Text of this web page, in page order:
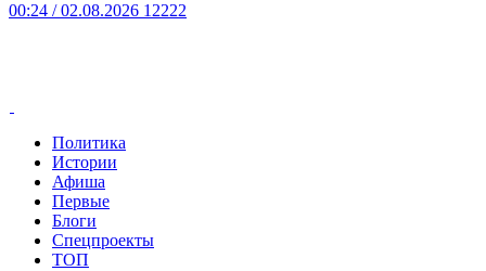
00:24 / 02.08.2026 12222
Политика
Истории
Афиша
Первые
Блоги
Спецпроекты
ТОП